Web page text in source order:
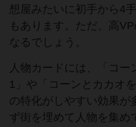
想屋みたいに初手から4
もあります。ただ、高
なるでしょう。
人物カードには、「コー
1」や「コーンとカカオ
の特化がしやすい効果が
ず街を埋めて人物を集め